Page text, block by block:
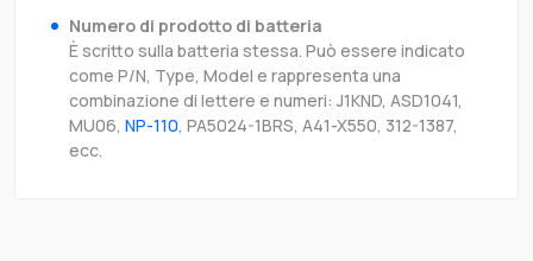
Numero di prodotto di batteria
È scritto sulla batteria stessa. Può essere indicato
come P/N, Type, Model e rappresenta una
combinazione di lettere e numeri: J1KND, ASD1041,
MU06, NP-110, PA5024-1BRS, A41-X550, 312-1387,
ecc.